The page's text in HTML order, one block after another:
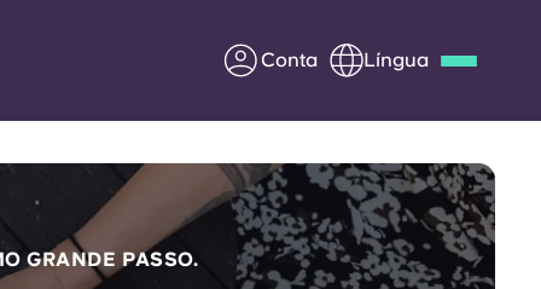
Conta Língua
Apply Now
Italian French
GRANDE PASSO.